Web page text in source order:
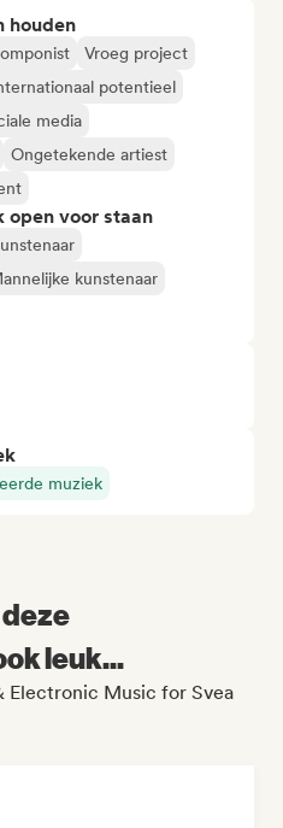
houden
Vroeg project
potentieel
media
Ongetekende artiest
open voor staan
kunstenaar
muziek
leuk...
Electronic Music for Svea